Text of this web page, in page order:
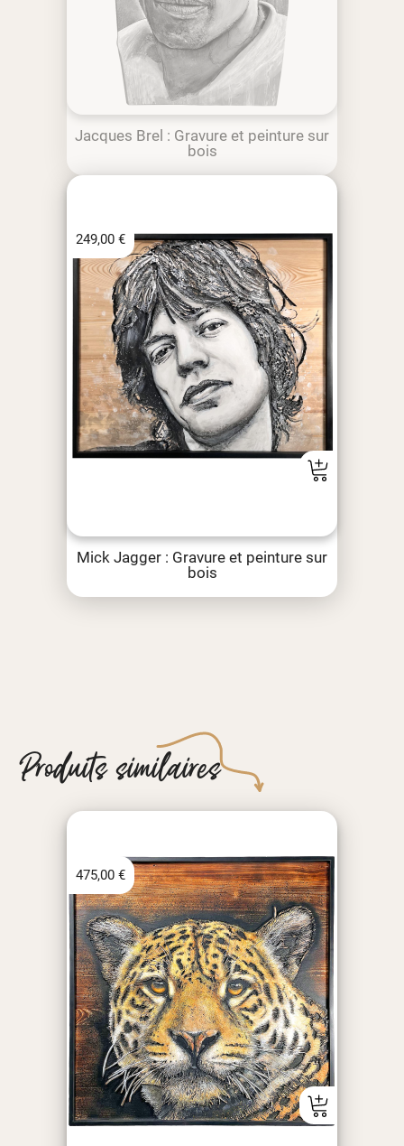
Jacques Brel : Gravure et peinture sur
bois
Mick Jagger : Gravure et peinture sur
bois
249,00 €
Produits similaires
475,00 €